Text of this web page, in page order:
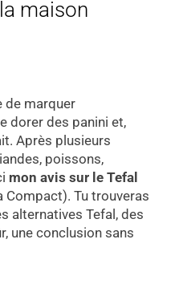
maison
de marquer
dorer des panini et,
Après plusieurs
poissons,
mon avis sur le Tefal
Compact). Tu trouveras
alternatives Tefal, des
une conclusion sans